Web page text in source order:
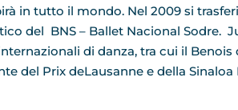
in tutto il mondo. Nel 2009 si
del BNS – Ballet Nacional Sodre.
di danza, tra cui il Benois
del Prix deLausanne e della